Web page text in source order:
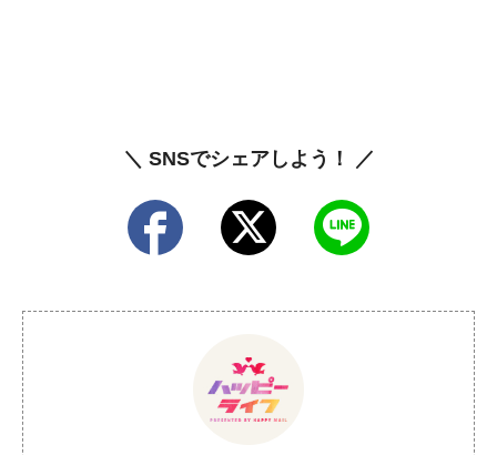
＼ SNSでシェアしよう！ ／